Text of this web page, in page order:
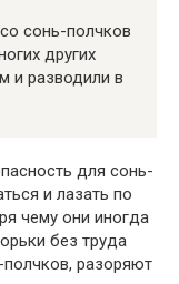
сонь-полчков
других
и разводили в
для сонь-
и лазать по
чему они иногда
без труда
разоряют